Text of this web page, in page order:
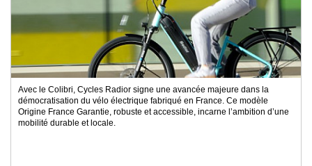
Avec le Colibri, Cycles Radior signe une avancée majeure dans la
démocratisation du vélo électrique fabriqué en France. Ce modèle
Origine France Garantie, robuste et accessible, incarne l’ambition d’une
mobilité durable et locale.